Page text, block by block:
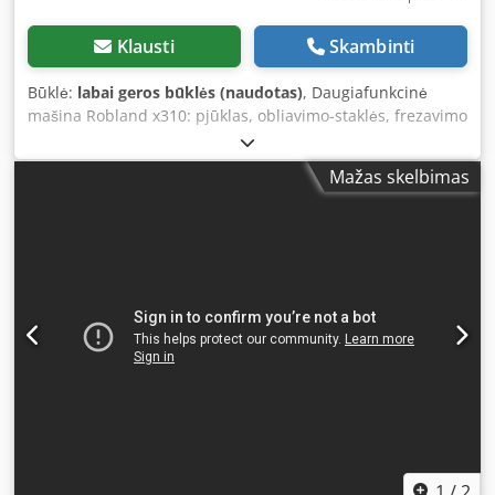
Klausti Skambinti
Būklė: labai geros būklės (naudotas), Daugiafunkcinė
mašina Robland x310: pjūklas, obliavimo-staklės, frezavimo
staklės 5-in-1 Obliavimas: - Plotis: 31 cm - Maks. aukštis:
apie 200 mm - 3 peiliai - 1 padavimo greitis Lygiavimo
staklės: - Plotis: 31 cm - Stalų ilgis: apie 140 cm - 3 peiliai -
reguliuojamas aukštyn-žemyn, priekinė-galinė, kairė-
dešinė kryptimis Mašinoje įrengti trys 2,2 kW varikliai
Maitinimas: 220V Dedpfx Ahsy S Txwj Tokr Naudota mašina
Mažas skelbimas